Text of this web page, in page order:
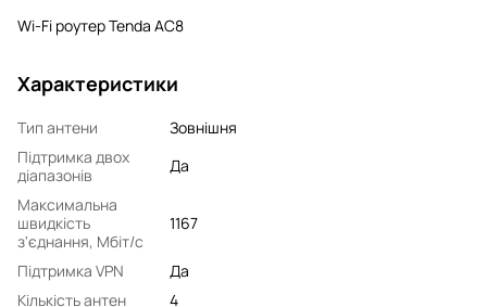
Wi-Fi роутер Tenda AC8
Характеристики
Тип антени
Зовнішня
Підтримка двох
діапазонів
Да
Максимальна
швидкість
з'єднання, Мбіт/с
1167
Підтримка VPN
Да
Кількість антен
4